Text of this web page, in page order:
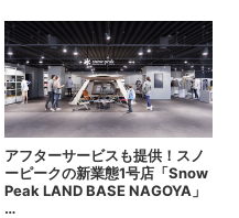
アフターサービスも提供！スノ
ーピークの新業態1号店「Snow
Peak LAND BASE NAGOYA」
…